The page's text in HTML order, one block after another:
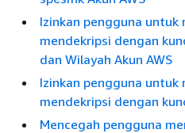
Izinkan pengguna untuk
mendekripsi dengan
dan Wilayah Akun AWS
Izinkan pengguna untuk
mendekripsi dengan
Mencegah pengguna